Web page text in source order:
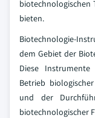
biotechnologischen
bieten.
Biotechnologie-
dem Gebiet der
Diese
Betrieb
und der
biotechnologischer